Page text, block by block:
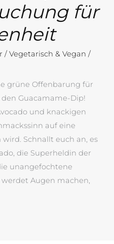
für
/Vegetarisch & Vegan /
grüne Offenbarung für
Guacamame-Dip!
und knackigen
auf eine
Schnallt euch an, es
die Superheldin der
unangefochtene
Augen machen,